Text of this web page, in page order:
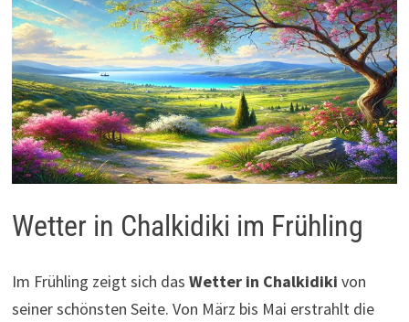
Wetter in Chalkidiki im Frühling
Im Frühling zeigt sich das Wetter in Chalkidiki von
seiner schönsten Seite. Von März bis Mai erstrahlt die